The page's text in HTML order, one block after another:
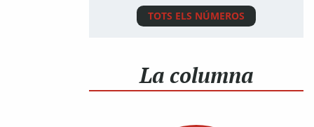
TOTS ELS NÚMEROS
La columna